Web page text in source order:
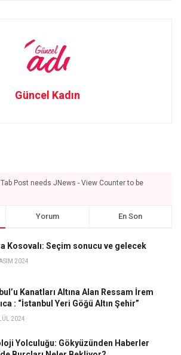
Güncel Kadın
Post needs JNews - View Counter to be
Yorum En Son
Kosovalı: Seçim sonucu ve gelecek
2024
Kanatları Altına Alan Ressam İrem
: “İstanbul Yeri Göğü Altın Şehir”
2024
Yolculuğu: Gökyüzünden Haberler